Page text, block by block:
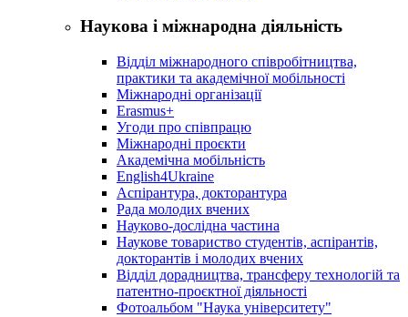
Наукова і міжнародна діяльність
Відділ міжнародного співробітництва,
практики та академічної мобільності
Міжнародні організації
Erasmus+
Угоди про співпрацю
Міжнародні проєкти
Академічна мобільність
English4Ukraine
Аспірантура, докторантура
Рада молодих вчених
Науково-дослідна частина
Наукове товариство студентів, аспірантів,
докторантів і молодих вчених
Відділ дорадництва, трансферу технологій та
патентно-проєктної діяльності
Фотоальбом "Наука університету"